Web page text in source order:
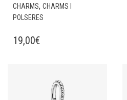
CHARMS, CHARMS I
POLSERES
19,00€